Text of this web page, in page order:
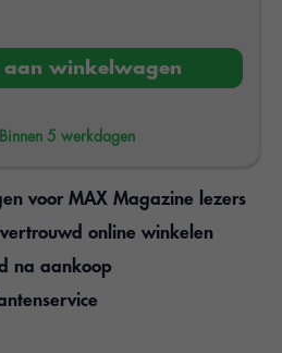
aan winkelwagen
Binnen 5 werkdagen
voor MAX Magazine lezers
online winkelen
na aankoop